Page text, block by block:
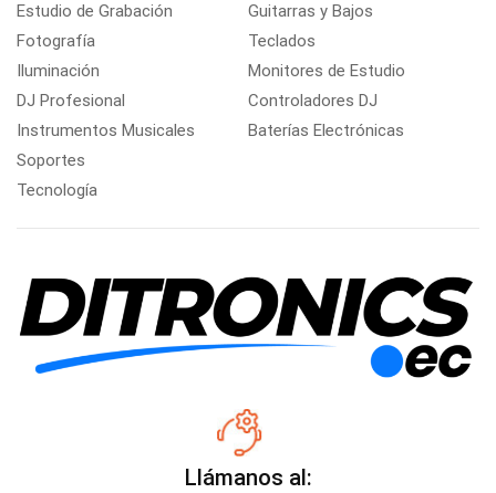
Estudio de Grabación
Fotografía
Iluminación
DJ Profesional
Instrumentos Musicales
Soportes
Tecnología
Guitarras y Bajos
Teclados
Monitores de Estudio
Controladores DJ
Baterías Electrónicas
Llámanos al: